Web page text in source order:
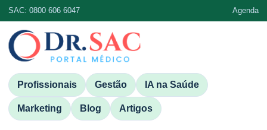
SAC: 0800 606 6047 Agenda
Profissionais Gestão IA na Saúde
Marketing Blog Artigos